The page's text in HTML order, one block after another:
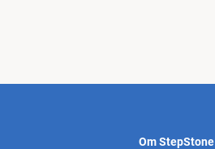
Om StepStone